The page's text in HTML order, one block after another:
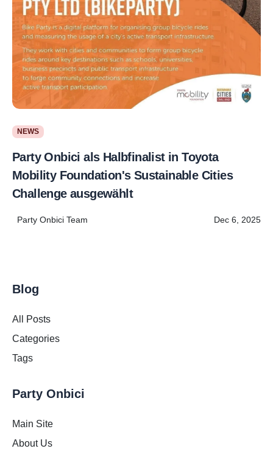
NEWS
Party Onbici als Halbfinalist in Toyota
Mobility Foundation's Sustainable Cities
Challenge ausgewählt
Party Onbici Team Dec 6, 2025
Blog
All Posts
Categories
Tags
Party Onbici
Main Site
About Us